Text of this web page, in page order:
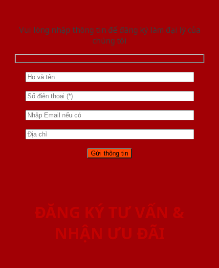
Vui lòng nhập thông tin để đăng ký làm đại lý của
chúng tôi
ĐĂNG KÝ TƯ VẤN &
NHẬN ƯU ĐÃI